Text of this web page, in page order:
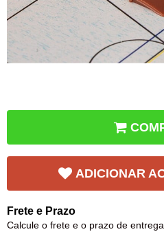
ADICIONAR
Frete e Prazo
Calcule o frete e o prazo de